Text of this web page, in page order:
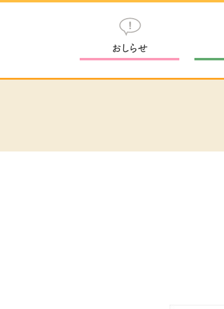
おしらせ